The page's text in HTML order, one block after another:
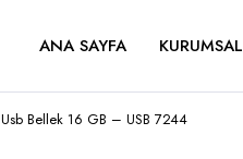
ANA SAYFA KURUMSAL
Usb Bellek 16 GB – USB 7244